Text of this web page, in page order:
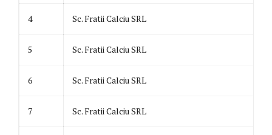
4 Sc. Fratii Calciu SRL
5 Sc. Fratii Calciu SRL
6 Sc. Fratii Calciu SRL
7 Sc. Fratii Calciu SRL